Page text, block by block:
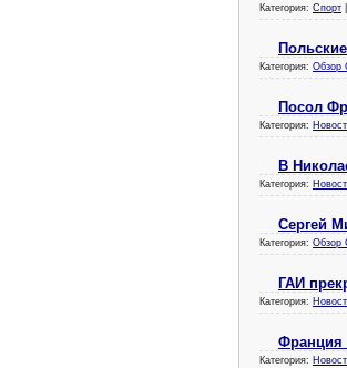
Категория: Спорт
Категория: Обзор
Посол
Категория:
В
Категория:
Сергей
Категория: Обзор
ГАИ
Категория:
Франция
Категория: